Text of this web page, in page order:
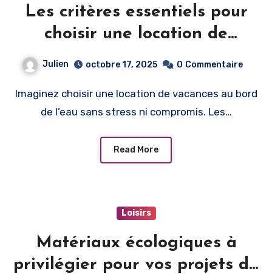
Les critères essentiels pour
choisir une location de
vacances au bord de l’eau
Julien octobre 17, 2025 0 Commentaire
Imaginez choisir une location de vacances au bord
de l’eau sans stress ni compromis. Les…
Read More
Loisirs
Matériaux écologiques à
privilégier pour vos projets de